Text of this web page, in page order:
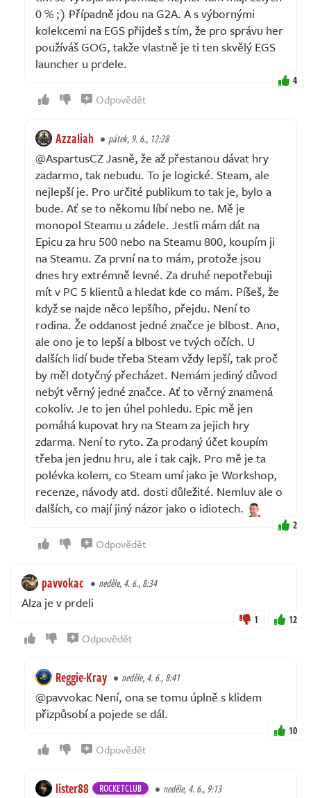
0 % ;) Případně jdou na G2A. A s výbornými
kolekcemi na EGS přijdeš s tím, že pro správu her
používáš GOG, takže vlastně je ti ten skvělý EGS
launcher u prdele.
4
Odpovědět
Azzaliah pátek, 9. 6., 12:28
@AspartusCZ Jasně, že až přestanou dávat hry
zadarmo, tak nebudu. To je logické. Steam, ale
nejlepší je. Pro určité publikum to tak je, bylo a
bude. Ať se to někomu líbí nebo ne. Mě je
monopol Steamu u zádele. Jestli mám dát na
Epicu za hru 500 nebo na Steamu 800, koupím ji
na Steamu. Za první na to mám, protože jsou
dnes hry extrémně levné. Za druhé nepotřebuji
mít v PC 5 klientů a hledat kde co mám. Píšeš, že
když se najde něco lepšího, přejdu. Není to
rodina. Že oddanost jedné značce je blbost. Ano,
ale ono je to lepší a blbost ve tvých očích. U
dalších lidí bude třeba Steam vždy lepší, tak proč
by měl dotyčný přecházet. Nemám jediný důvod
nebýt věrný jedné značce. Ať to věrný znamená
cokoliv. Je to jen úhel pohledu. Epic mě jen
pomáhá kupovat hry na Steam za jejich hry
zdarma. Není to ryto. Za prodaný účet koupím
třeba jen jednu hru, ale i tak cajk. Pro mě je ta
polévka kolem, co Steam umí jako je Workshop,
recenze, návody atd. dosti důležité. Nemluv ale o
dalších, co mají jiný názor jako o idiotech.
2
Odpovědět
pavvokac neděle, 4. 6., 8:34
Alza je v prdeli
1 12
Odpovědět
Reggie-Kray neděle, 4. 6., 8:41
@pavvokac Není, ona se tomu úplně s klidem
přizpůsobí a pojede se dál.
10
Odpovědět
lister88 ROCKETCLUB neděle, 4. 6., 9:13